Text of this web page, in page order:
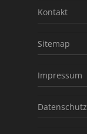
Kontakt
Sitemap
Impressum
Datenschutz